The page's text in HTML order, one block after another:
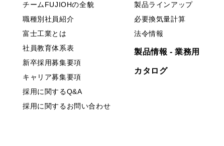
チームFUJIOHの全貌
職種別社員紹介
富士工業とは
社員教育体系表
新卒採用募集要項
キャリア募集要項
採用に関するQ&A
採用に関するお問い合わせ
製品ラインアップ
必要換気量計算
法令情報
製品情報 - 業務用
カタログ